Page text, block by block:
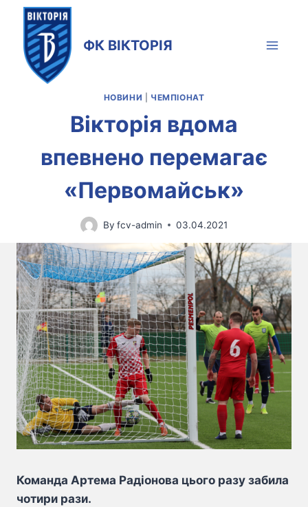
content
ФК ВІКТОРІЯ
НОВИНИ ЧЕМПІОНАТ
Вікторія вдома
впевнено перемагає
«Первомайськ»
By fcv-admin 03.04.2021
Команда Артема Радіонова цього разу забила
чотири рази.